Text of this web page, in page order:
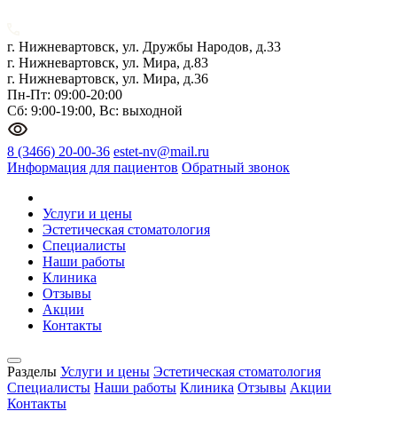
г. Нижневартовск, ул. Дружбы Народов, д.33
г. Нижневартовск, ул. Мира, д.83
г. Нижневартовск, ул. Мира, д.36
Пн-Пт: 09:00-20:00
Сб: 9:00-19:00, Вс: выходной
8 (3466) 20-00-36 estet-nv@mail.ru
Информация для пациентов Обратный звонок
Услуги и цены
Эстетическая стоматология
Специалисты
Наши работы
Клиника
Отзывы
Акции
Контакты
Разделы Услуги и цены Эстетическая стоматология
Специалисты Наши работы Клиника Отзывы Акции
Контакты